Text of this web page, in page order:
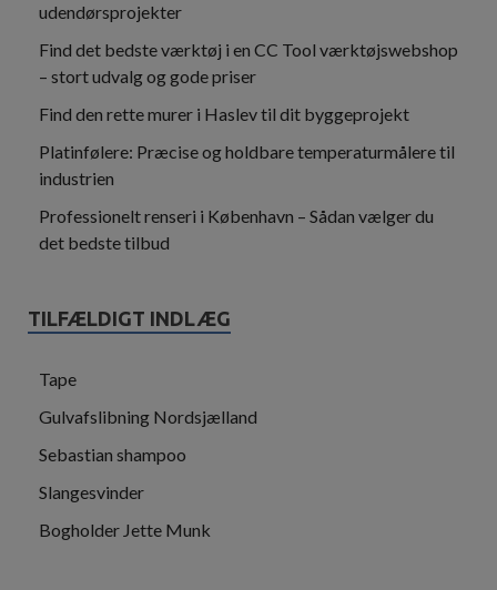
udendørsprojekter
Find det bedste værktøj i en CC Tool værktøjswebshop
– stort udvalg og gode priser
Find den rette murer i Haslev til dit byggeprojekt
Platinfølere: Præcise og holdbare temperaturmålere til
industrien
Professionelt renseri i København – Sådan vælger du
det bedste tilbud
TILFÆLDIGT INDLÆG
Tape
Gulvafslibning Nordsjælland
Sebastian shampoo
Slangesvinder
Bogholder Jette Munk